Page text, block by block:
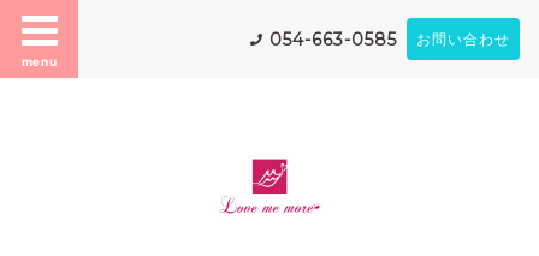
menu
054-663-0585 お問い合わせ